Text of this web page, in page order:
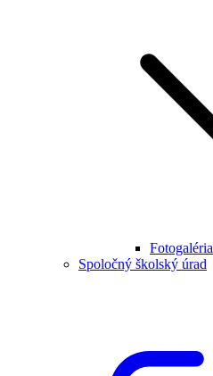
Fotogaléria
Spoločný školský úrad